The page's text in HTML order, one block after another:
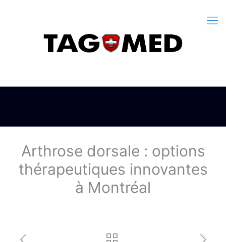
Arthrose dorsale : options
thérapeutiques innovantes
à Montréal